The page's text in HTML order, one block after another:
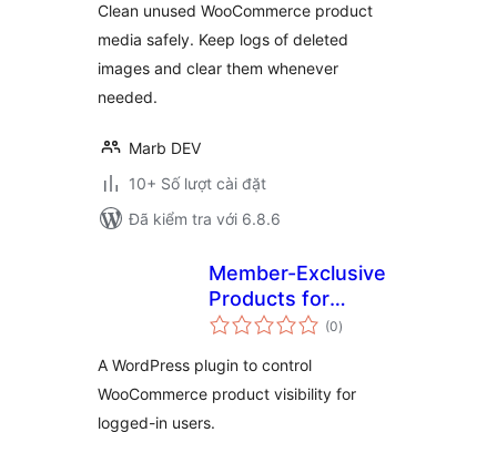
Clean unused WooCommerce product
media safely. Keep logs of deleted
images and clear them whenever
needed.
Marb DEV
10+ Số lượt cài đặt
Đã kiểm tra với 6.8.6
Member-Exclusive
Products for
WooCommerce
(0tổng
đánh
)
A WordPress plugin to control
WooCommerce product visibility for
logged-in users.